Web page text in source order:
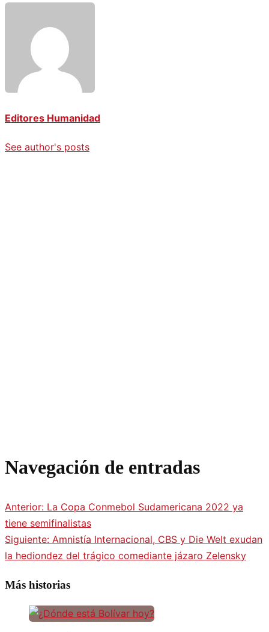
Editores Humanidad
See author's posts
Navegación de entradas
Anterior: La Copa Conmebol Sudamericana 2022 ya
tiene semifinalistas
Siguiente: Amnistía Internacional, CBS y Die Welt exudan
la hediondez del trágico comediante jázaro Zelensky
Más historias